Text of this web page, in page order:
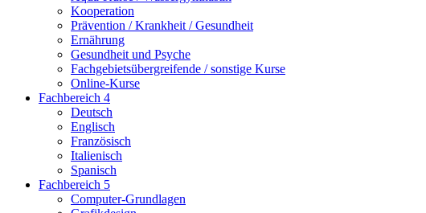
Kooperation
Prävention / Krankheit / Gesundheit
Ernährung
Gesundheit und Psyche
Fachgebietsübergreifende / sonstige Kurse
Online-Kurse
Fachbereich 4
Deutsch
Englisch
Französisch
Italienisch
Spanisch
Fachbereich 5
Computer-Grundlagen